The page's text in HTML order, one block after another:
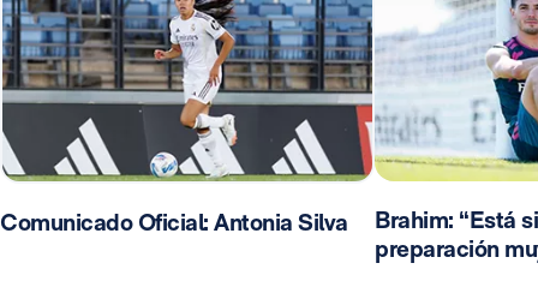
Comunicado Oficial: Antonia Silva
Brahim: “Está
preparación